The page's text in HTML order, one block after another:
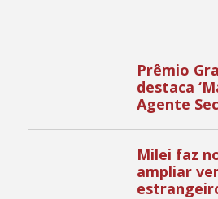
Prêmio
destaca
Agente
Milei faz
ampliar